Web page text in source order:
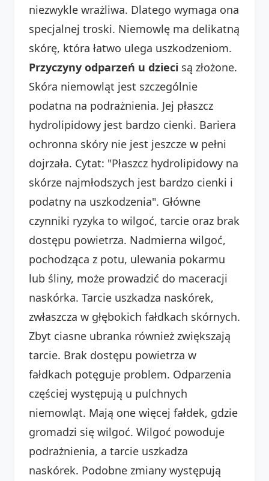
niezwykle wrażliwa. Dlatego wymaga ona
specjalnej troski. Niemowlę ma delikatną
skórę, która łatwo ulega uszkodzeniom.
Przyczyny odparzeń u dzieci są złożone.
Skóra niemowląt jest szczególnie
podatna na podrażnienia. Jej płaszcz
hydrolipidowy jest bardzo cienki. Bariera
ochronna skóry nie jest jeszcze w pełni
dojrzała. Cytat: "Płaszcz hydrolipidowy na
skórze najmłodszych jest bardzo cienki i
podatny na uszkodzenia". Główne
czynniki ryzyka to wilgoć, tarcie oraz brak
dostępu powietrza. Nadmierna wilgoć,
pochodząca z potu, ulewania pokarmu
lub śliny, może prowadzić do maceracji
naskórka. Tarcie uszkadza naskórek,
zwłaszcza w głębokich fałdkach skórnych.
Zbyt ciasne ubranka również zwiększają
tarcie. Brak dostępu powietrza w
fałdkach potęguje problem. Odparzenia
częściej występują u pulchnych
niemowląt. Mają one więcej fałdek, gdzie
gromadzi się wilgoć. Wilgoć powoduje
podrażnienia, a tarcie uszkadza
naskórek. Podobne zmiany występują